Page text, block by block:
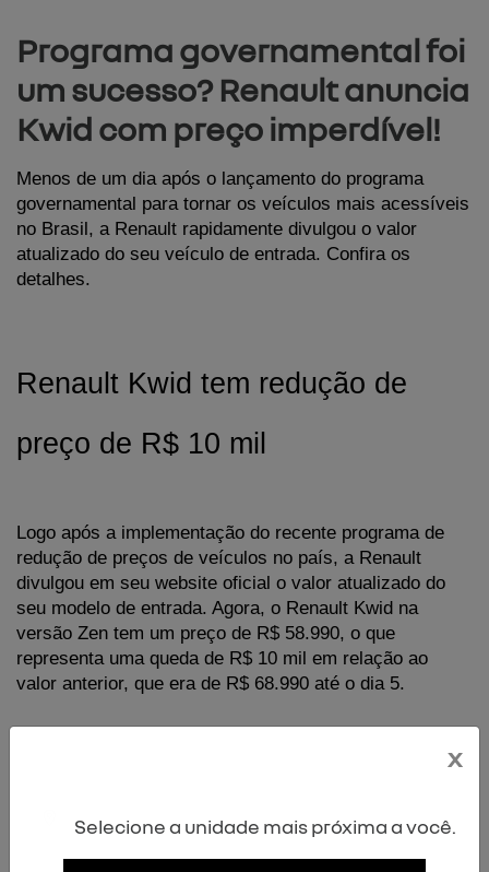
Programa governamental foi
um sucesso? Renault anuncia
Kwid com preço imperdível!
Menos de um dia após o lançamento do programa
governamental para tornar os veículos mais acessíveis
no Brasil, a Renault rapidamente divulgou o valor
atualizado do seu veículo de entrada. Confira os
detalhes.
Renault Kwid tem redução de
preço de R$ 10 mil
Logo após a implementação do recente programa de
redução de preços de veículos no país, a Renault
divulgou em seu website oficial o valor atualizado do
seu modelo de entrada. Agora, o Renault Kwid na
versão Zen tem um preço de R$ 58.990, o que
representa uma queda de R$ 10 mil em relação ao
valor anterior, que era de R$ 68.990 até o dia 5.
Assim, a Renault ofereceu um desconto extra de R$ 2
veículos com os novos preços já estão disponíveis nas
x
Selecione a unidade mais próxima a você.